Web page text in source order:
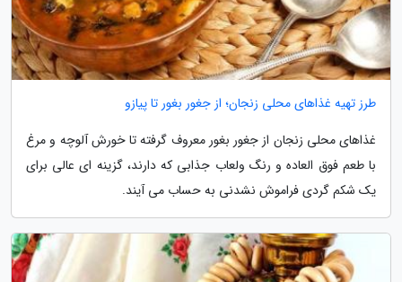
طرز تهیه غذاهای محلی زنجان؛ از جغور بغور تا پیازو
غذاهای محلی زنجان از جغور بغور معروف گرفته تا خورش آلوچه و مرغ
با طعم فوق العاده و رنگ ولعاب جذابی که دارند، گزینه ای عالی برای
یک شکم گردی فراموش نشدنی به حساب می آیند.